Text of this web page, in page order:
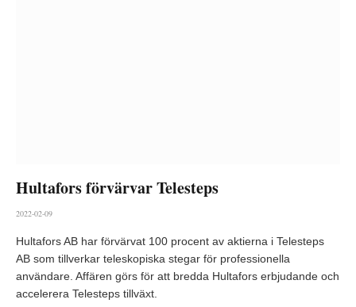
Hultafors förvärvar Telesteps
2022-02-09
Hultafors AB har förvärvat 100 procent av aktierna i Telesteps
AB som tillverkar teleskopiska stegar för professionella
användare. Affären görs för att bredda Hultafors erbjudande och
accelerera Telesteps tillväxt.